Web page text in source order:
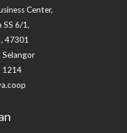
Center,
SS 6/1,
47301
Selangor
1214